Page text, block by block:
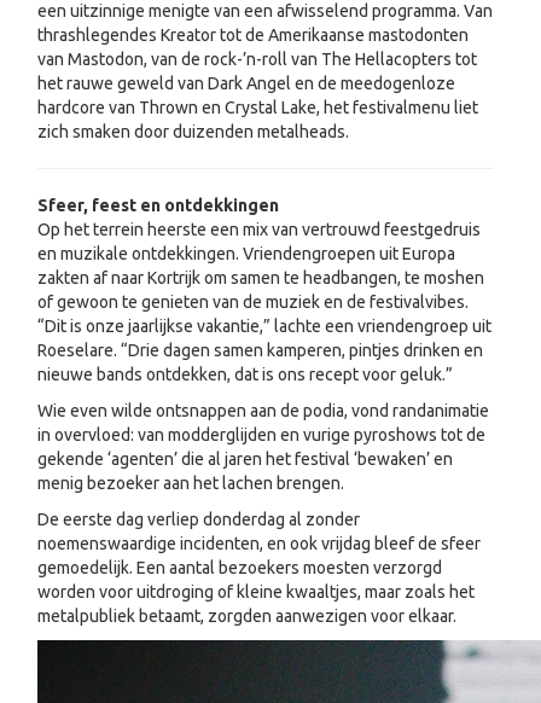
een uitzinnige menigte van een afwisselend programma. Van
thrashlegendes Kreator tot de Amerikaanse mastodonten
van Mastodon, van de rock-’n-roll van The Hellacopters tot
het rauwe geweld van Dark Angel en de meedogenloze
hardcore van Thrown en Crystal Lake, het festivalmenu liet
zich smaken door duizenden metalheads.
Sfeer, feest en ontdekkingen
Op het terrein heerste een mix van vertrouwd feestgedruis
en muzikale ontdekkingen. Vriendengroepen uit Europa
zakten af naar Kortrijk om samen te headbangen, te moshen
of gewoon te genieten van de muziek en de festivalvibes.
“Dit is onze jaarlijkse vakantie,” lachte een vriendengroep uit
Roeselare. “Drie dagen samen kamperen, pintjes drinken en
nieuwe bands ontdekken, dat is ons recept voor geluk.”
Wie even wilde ontsnappen aan de podia, vond randanimatie
in overvloed: van modderglijden en vurige pyroshows tot de
gekende ‘agenten’ die al jaren het festival ‘bewaken’ en
menig bezoeker aan het lachen brengen.
De eerste dag verliep donderdag al zonder
noemenswaardige incidenten, en ook vrijdag bleef de sfeer
gemoedelijk. Een aantal bezoekers moesten verzorgd
worden voor uitdroging of kleine kwaaltjes, maar zoals het
metalpubliek betaamt, zorgden aanwezigen voor elkaar.